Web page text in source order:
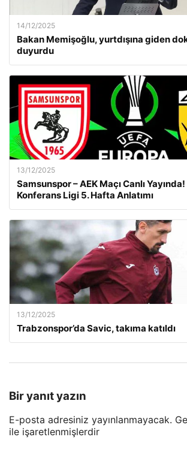
14/12/2025
Bakan Memişoğlu, yurtdışına giden
duyurdu
13/12/2025
Samsunspor – AEK Maçı Canlı
Konferans Ligi 5. Hafta Anlatımı
13/12/2025
Trabzonspor’da Savic, takıma katıldı
Bir yanıt yazın
E-posta adresiniz yayınlanmayacak.
ile işaretlenmişlerdir